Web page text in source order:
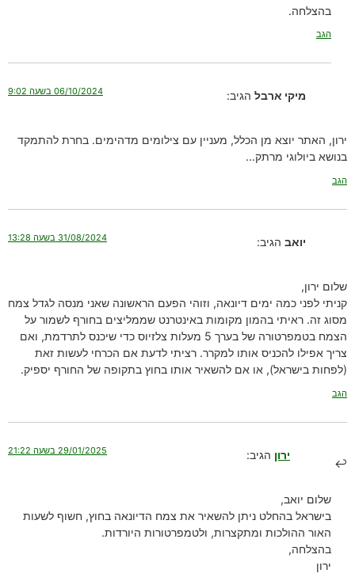
בהצלחה.
הגב
מיקי ארבל הגיב: 06/10/2024 בשעה 9:02
ירון, האתר יוצא מן הכלל, מעניין עם צילומים מדהימים. בחרת להתמקד
בנושא ביולוגי מרתק…
הגב
יואב הגיב: 31/08/2024 בשעה 13:28
שלום ירון,
קניתי לפני כמה ימים דיונאה, וזוהי הפעם הראשונה שאני מנסה לגדל צמח
מסוג זה. ראיתי בהמון מקומות באינטרנט שממליצים בחורף לשמור על
הצמח בטמפרטורה של בערך 5 מעלות צלזיוס כדי שיכנס לתרדמת, ואם
צריך אפילו להכניס אותו למקרר. רציתי לדעת אם הכרחי לעשות זאת
(לפחות בישראל), או אם להשאיר אותו בחוץ בתקופה של החורף יספיק.
הגב
ירון הגיב: 29/01/2025 בשעה 21:22
שלום יואב,
בישראל בהחלט ניתן להשאיר את צמח הדיונאה בחוץ, חשוף לשעות
האור ההולכות ומתקצרות, ולטמפרטורות היורדות.
בהצלחה,
ירון